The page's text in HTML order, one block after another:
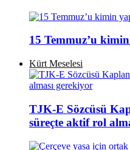
15 Temmuz’u
Kürt Meselesi
TJK-E Sözcüsü
süreçte aktif rol